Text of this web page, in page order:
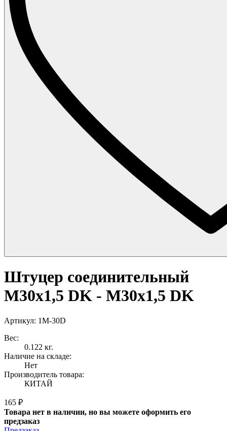
Штуцер соединительный
M30x1,5 DK - M30x1,5 DK
Артикул: 1M-30D
Вес:
0.122 кг.
Наличие на складе:
Нет
Производитель товара:
КИТАЙ
165 ₽
Товара нет в наличии, но вы можете оформить его
предзаказ